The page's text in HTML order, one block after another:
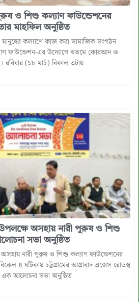
ও শিশু কল্যাণ ফাউন্ডেশনের
মাহফিল অনুষ্ঠিত
মানুষের কল্যাণে কাজ করা সামাজিক সংগঠন
ফাউন্ডেশন-এর উদ্যোগে খতমে কোরআন ও
(১৮ মার্চ) বিকাল ৩টায়
উপলক্ষে অসহায় নারী পুরুষ ও শিশু
সভা অনুষ্ঠিত
অসহায় নারী পুরুষ ও শিশু কল্যাণ ফাউন্ডেশনের
৪ ঘটিকায় চট্টগ্রামের আগ্রাবাদ এক্সেস রোডস্থ
এক আলোচনা সভা অনুষ্ঠিত